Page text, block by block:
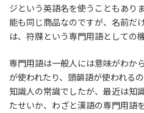
ジという英語名を使うこともあり
能も同じ商品なのですが、名前だ
は、符牒という専門用語としての
専門用語は一般人には意味がわか
が使われたり、頭韻語が使われる
知識人の常識でしたが、最近は知
たせいか、わざと漢語の専門用語